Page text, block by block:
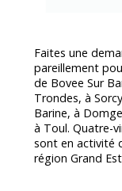
Faites une
pareillement
de Bovee Sur
Trondes, à
Barine, à
à Toul. Quatre-
sont en activité
région Grand